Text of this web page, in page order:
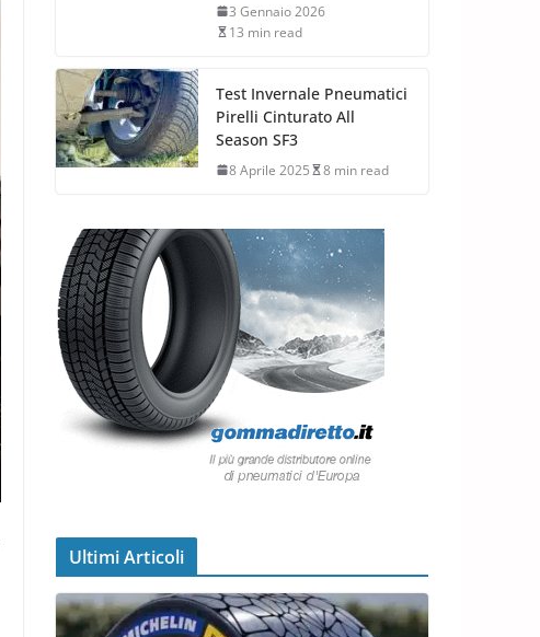
3 Gennaio 2026
13 min read
Test Invernale Pneumatici
Pirelli Cinturato All
Season SF3
8 Aprile 2025 8 min read
Ultimi Articoli